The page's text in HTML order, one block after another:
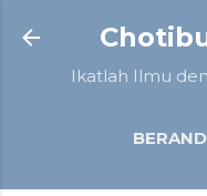
Ikatlah Ilmu